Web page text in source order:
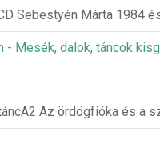
Sebestyén Márta 1984
- Mesék, dalok, táncok
Az ördögfióka és a